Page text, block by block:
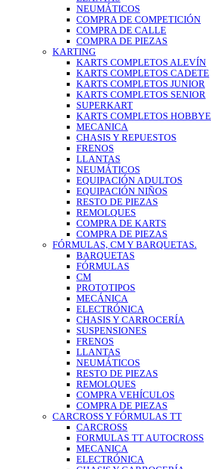
NEUMÁTICOS
COMPRA DE COMPETICIÓN
COMPRA DE CALLE
COMPRA DE PIEZAS
KARTING
KARTS COMPLETOS ALEVÍN
KARTS COMPLETOS CADETE
KARTS COMPLETOS JUNIOR
KARTS COMPLETOS SENIOR
SUPERKART
KARTS COMPLETOS HOBBYE
MECANICA
CHASIS Y REPUESTOS
FRENOS
LLANTAS
NEUMÁTICOS
EQUIPACIÓN ADULTOS
EQUIPACIÓN NIÑOS
RESTO DE PIEZAS
REMOLQUES
COMPRA DE KARTS
COMPRA DE PIEZAS
FÓRMULAS, CM Y BARQUETAS.
BARQUETAS
FÓRMULAS
CM
PROTOTIPOS
MECÁNICA
ELECTRÓNICA
CHASIS Y CARROCERÍA
SUSPENSIONES
FRENOS
LLANTAS
NEUMÁTICOS
RESTO DE PIEZAS
REMOLQUES
COMPRA VEHÍCULOS
COMPRA DE PIEZAS
CARCROSS Y FÓRMULAS TT
CARCROSS
FORMULAS TT AUTOCROSS
MECANICA
ELECTRÓNICA